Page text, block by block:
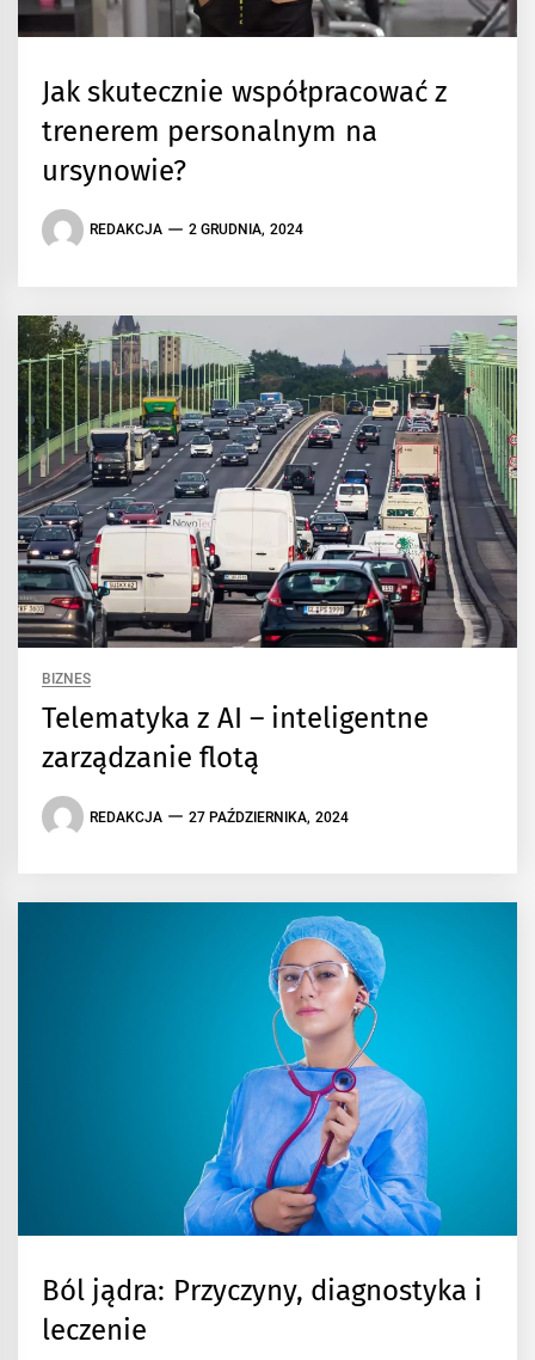
Jak skutecznie współpracować z
trenerem personalnym na
ursynowie?
REDAKCJA 2 GRUDNIA, 2024
BIZNES
Telematyka z AI – inteligentne
zarządzanie flotą
REDAKCJA 27 PAŹDZIERNIKA, 2024
Ból jądra: Przyczyny, diagnostyka i
leczenie